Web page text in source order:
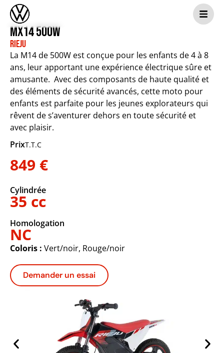
MX14 500W
Rieju
La M14 de 500W est conçue pour les enfants de 4 à 8
ans, leur apportant une expérience électrique sûre et
amusante. Avec des composants de haute qualité et
des éléments de sécurité avancés, cette moto pour
enfants est parfaite pour les jeunes explorateurs qui
rêvent de s’aventurer dehors en toute sécurité et
avec plaisir.
PrixT.T.C
849 €
Cylindrée
35 cc
Homologation
NC
Coloris : Vert/noir, Rouge/noir
Demander un essai